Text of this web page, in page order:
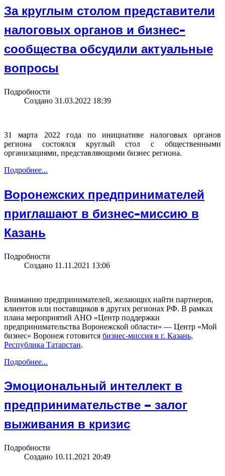
За круглым столом представители
налоговых органов и бизнес-
сообщества обсудили актуальные
вопросы
Подробности
Создано 31.03.2022 18:39
31 марта 2022 года по инициативе налоговых органов
региона состоялся круглый стол с общественными
организациями, представляющими бизнес региона.
Подробнее...
Воронежских предпринимателей
приглашают в бизнес-миссию в
Казань
Подробности
Создано 11.11.2021 13:06
Вниманию предпринимателей, желающих найти партнеров,
клиентов или поставщиков в других регионах РФ. В рамках
плана мероприятий АНО «Центр поддержки
предпринимательства Воронежской области» — Центр «Мой
бизнес» Воронеж готовится бизнес-миссия в г. Казань,
Республика Татарстан.
Подробнее...
Эмоциональный интеллект в
предпринимательстве – залог
выживания в кризис
Подробности
Создано 10.11.2021 20:49